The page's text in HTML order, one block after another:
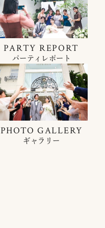
PARTY REPORT
パーティレポート
PHOTO GALLERY
ギャラリー